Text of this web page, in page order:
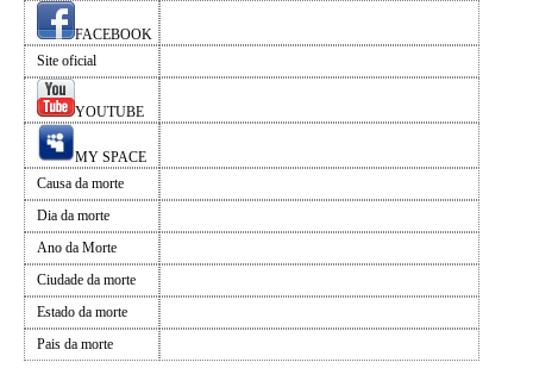
FACEBOOK
Site oficial
YOUTUBE
MY SPACE
Causa da morte
Dia da morte
Ano da Morte
Ciudade da morte
Estado da morte
Pais da morte